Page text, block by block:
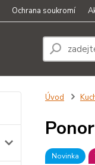
Ochrana soukromí
Úvod
Novinka